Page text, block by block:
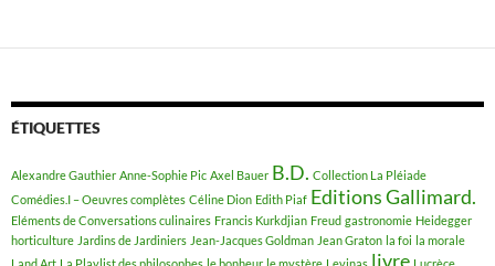
ÉTIQUETTES
Alexandre Gauthier Anne-Sophie Pic Axel Bauer B.D. Collection La Pléiade
Comédies.I – Oeuvres complètes Céline Dion Edith Piaf Editions Gallimard.
Eléments de Conversations culinaires Francis Kurkdjian Freud gastronomie Heidegger
horticulture Jardins de Jardiniers Jean-Jacques Goldman Jean Graton la foi la morale
livre